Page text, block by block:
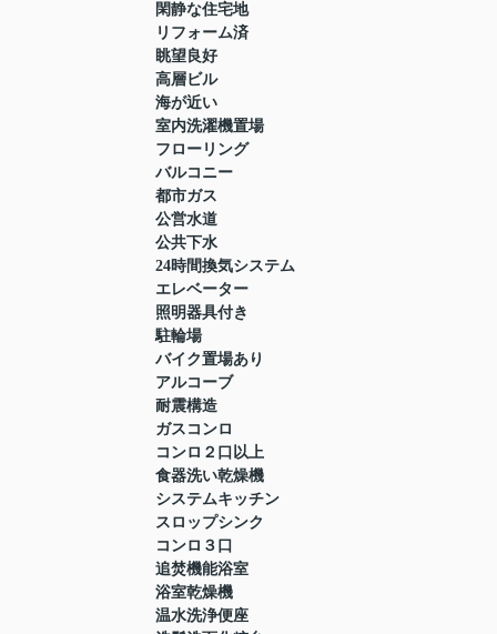
閑静な住宅地
リフォーム済
眺望良好
高層ビル
海が近い
室内洗濯機置場
フローリング
バルコニー
都市ガス
公営水道
公共下水
24時間換気システム
エレベーター
照明器具付き
駐輪場
バイク置場あり
アルコーブ
耐震構造
ガスコンロ
コンロ２口以上
食器洗い乾燥機
システムキッチン
スロップシンク
コンロ３口
追焚機能浴室
浴室乾燥機
温水洗浄便座